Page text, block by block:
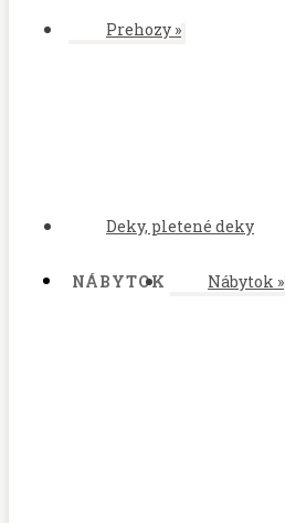
Prehozy »
Deky, pletené deky
NÁBYTOK Nábytok »